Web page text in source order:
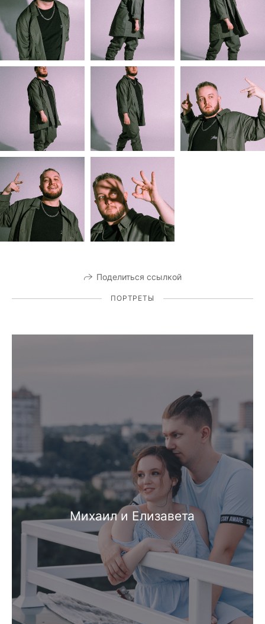
Поделиться ссылкой
ПОРТРЕТЫ
Михаил и Елизавета